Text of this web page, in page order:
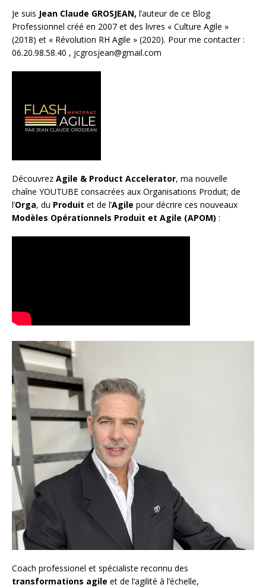
Je suis Jean Claude GROSJEAN, l’auteur de ce Blog
Professionnel créé en 2007 et des livres « Culture Agile »
(2018) et « Révolution RH Agile » (2020). Pour me contacter :
06.20.98.58.40 , jcgrosjean@gmail.com
Découvrez Agile & Product Accelerator, ma nouvelle
chaîne YOUTUBE consacrées aux Organisations Produit; de
l’Orga, du Produit et de l’Agile pour décrire ces nouveaux
Modèles Opérationnels Produit et Agile (APOM) :
Coach professionel et spécialiste reconnu des
transformations agile et de l‘agilité à l’échelle,